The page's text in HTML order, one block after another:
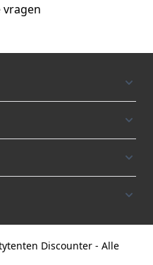
vragen
Discounter - Alle